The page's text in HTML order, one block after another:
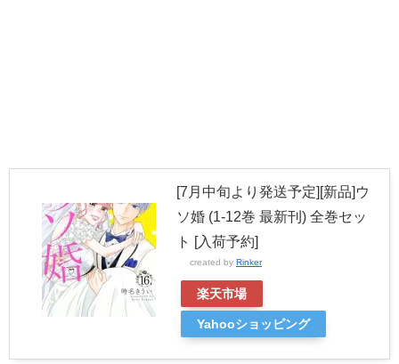
[7月中旬より発送予定][新品]ウ
ソ婚 (1-12巻 最新刊) 全巻セッ
ト [入荷予約]
created by Rinker
楽天市場
Yahooショッピング